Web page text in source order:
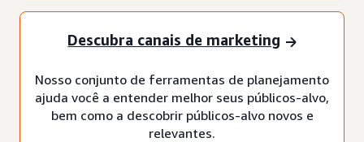
Descubra canais de marketing
Nosso conjunto de ferramentas de planejamento
ajuda você a entender melhor seus públicos-alvo,
bem como a descobrir públicos-alvo novos e
relevantes.